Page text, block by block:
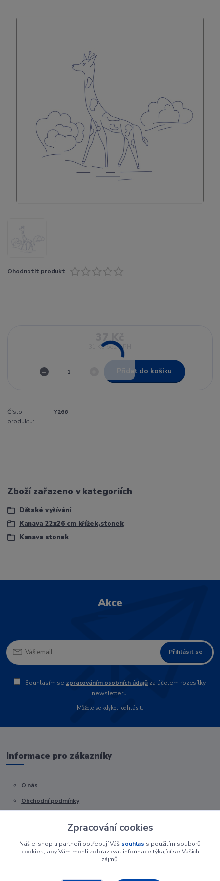
Ohodnotit produkt
37 Kč
31 Kč bez DPH
Přidat do košíku
Číslo
produktu:
Y266
Zboží zařazeno v kategoriích
Dětské vyšívání
Kanava 22x26 cm křížek,stonek
Kanava stonek
Akce
Přihlásit se
Souhlasím se zpracováním osobních údajů za účelem rozesílky
newsletteru.
Můžete se kdykoli odhlásit.
Informace pro zákazníky
O nás
Obchodní podmínky
Zpracování cookies
Náš e-shop a partneři potřebují Váš souhlas s použitím souborů
cookies, aby Vám mohli zobrazovat informace týkající se Vašich
zájmů.